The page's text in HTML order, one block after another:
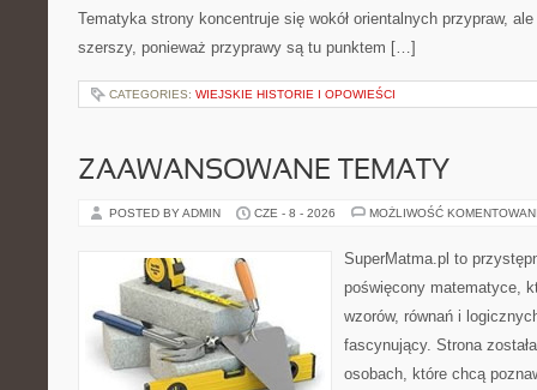
Tematyka strony koncentruje się wokół orientalnych przypraw,
szerszy, ponieważ przyprawy są tu punktem […]
CATEGORIES: WIEJSKIE HISTORIE I OPOWIEŚCI
ZAAWANSOWANE TEMATY
POSTED BY ADMIN CZE - 8 - 2026 MOŻLIWOŚĆ
SuperMatma.pl to
poświęcony matematyce,
wzorów, równań i
fascynujący. Strona
osobach, które chcą